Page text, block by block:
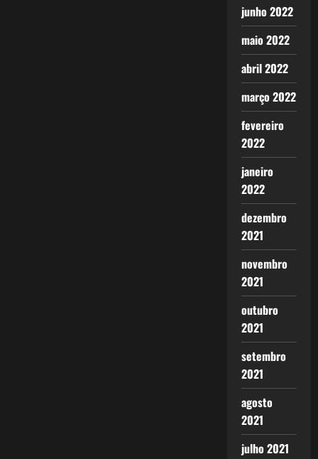
junho 2022
maio 2022
abril 2022
março 2022
fevereiro
2022
janeiro
2022
dezembro
2021
novembro
2021
outubro
2021
setembro
2021
agosto
2021
julho 2021